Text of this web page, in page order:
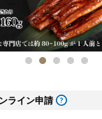
ライン申請